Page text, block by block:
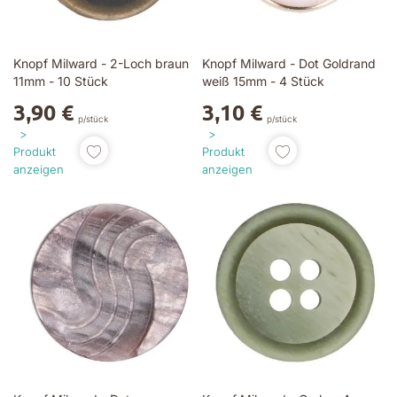
Knopf Milward - 2-Loch braun
11mm - 10 Stück
3,90 € p/stück
Produkt
anzeigen
Knopf Milward - Dot Goldrand
weiß 15mm - 4 Stück
3,10 € p/stück
Produkt
anzeigen